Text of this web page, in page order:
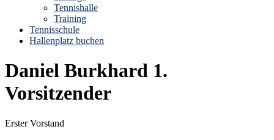
Tennishalle
Training
Tennisschule
Hallenplatz buchen
Daniel Burkhard 1.
Vorsitzender
Erster Vorstand